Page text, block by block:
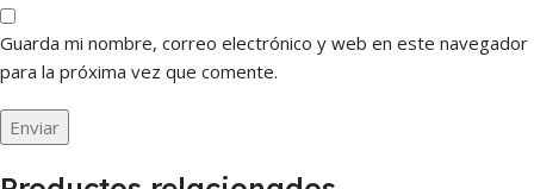
Guarda mi nombre, correo electrónico y web en este navegador
para la próxima vez que comente.